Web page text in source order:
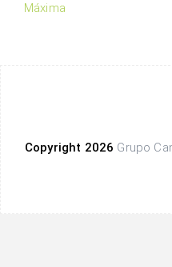
Máxima
Copyright 2026 Grupo